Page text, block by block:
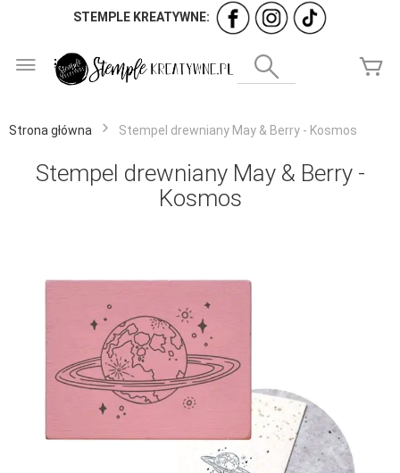
STEMPLE KREATYWNE:
do
treści
Strona główna Stempel drewniany May & Berry - Kosmos
Stempel drewniany May & Berry -
Kosmos